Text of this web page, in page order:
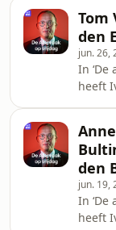
Tom
den
jun. 26,
In ‘De
heeft
van
den
over
van
den
jun. 19,
In ‘De
heeft